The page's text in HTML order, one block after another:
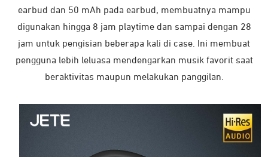
earbud dan 50 mAh pada earbud, membuatnya mampu
digunakan hingga 8 jam playtime dan sampai dengan 28
jam untuk pengisian beberapa kali di case. Ini membuat
pengguna lebih leluasa mendengarkan musik favorit saat
beraktivitas maupun melakukan panggilan.